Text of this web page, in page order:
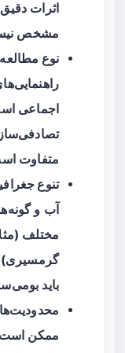
اثرات
مشخص
نوع
اجماعی
متفاوت
تنوع
آب و
مختلف
گرمسیری)
باید
ممکن